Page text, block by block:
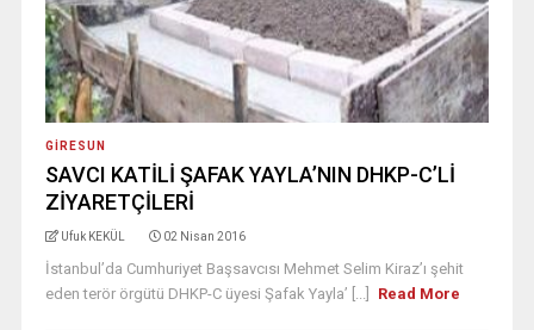
GIRESUN
SAVCI KATİLİ ŞAFAK YAYLA’NIN DHKP-C’Lİ
ZİYARETÇİLERİ
Ufuk KEKÜL 02 Nisan 2016
İstanbul’da Cumhuriyet Başsavcısı Mehmet Selim Kiraz’ı şehit
eden terör örgütü DHKP-C üyesi Şafak Yayla’ [...]
Read More